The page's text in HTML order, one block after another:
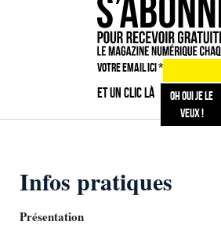
VOTRE EMAIL ICI*
ET UN CLIC LÀ
Infos pratiques
Présentation